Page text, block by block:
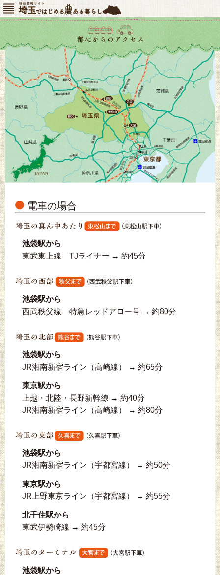
埼玉ではじめる農ある暮らし
メニ
ュー
電車の場合
池袋駅から
東武東上線 TJライナー → 約45分
池袋駅から
西武秩父線 特急レッドアロー号 → 約80分
池袋駅から
JR湘南新宿ライン（高崎線） → 約65分
東京駅から
上越・北陸・長野新幹線 → 約40分
JR湘南新宿ライン（高崎線） → 約80分
池袋駅から
JR湘南新宿ライン（宇都宮線） → 約50分
東京駅から
JR上野東京ライン（宇都宮線） → 約55分
北千住駅から
東武伊勢崎線 → 約45分
池袋駅から